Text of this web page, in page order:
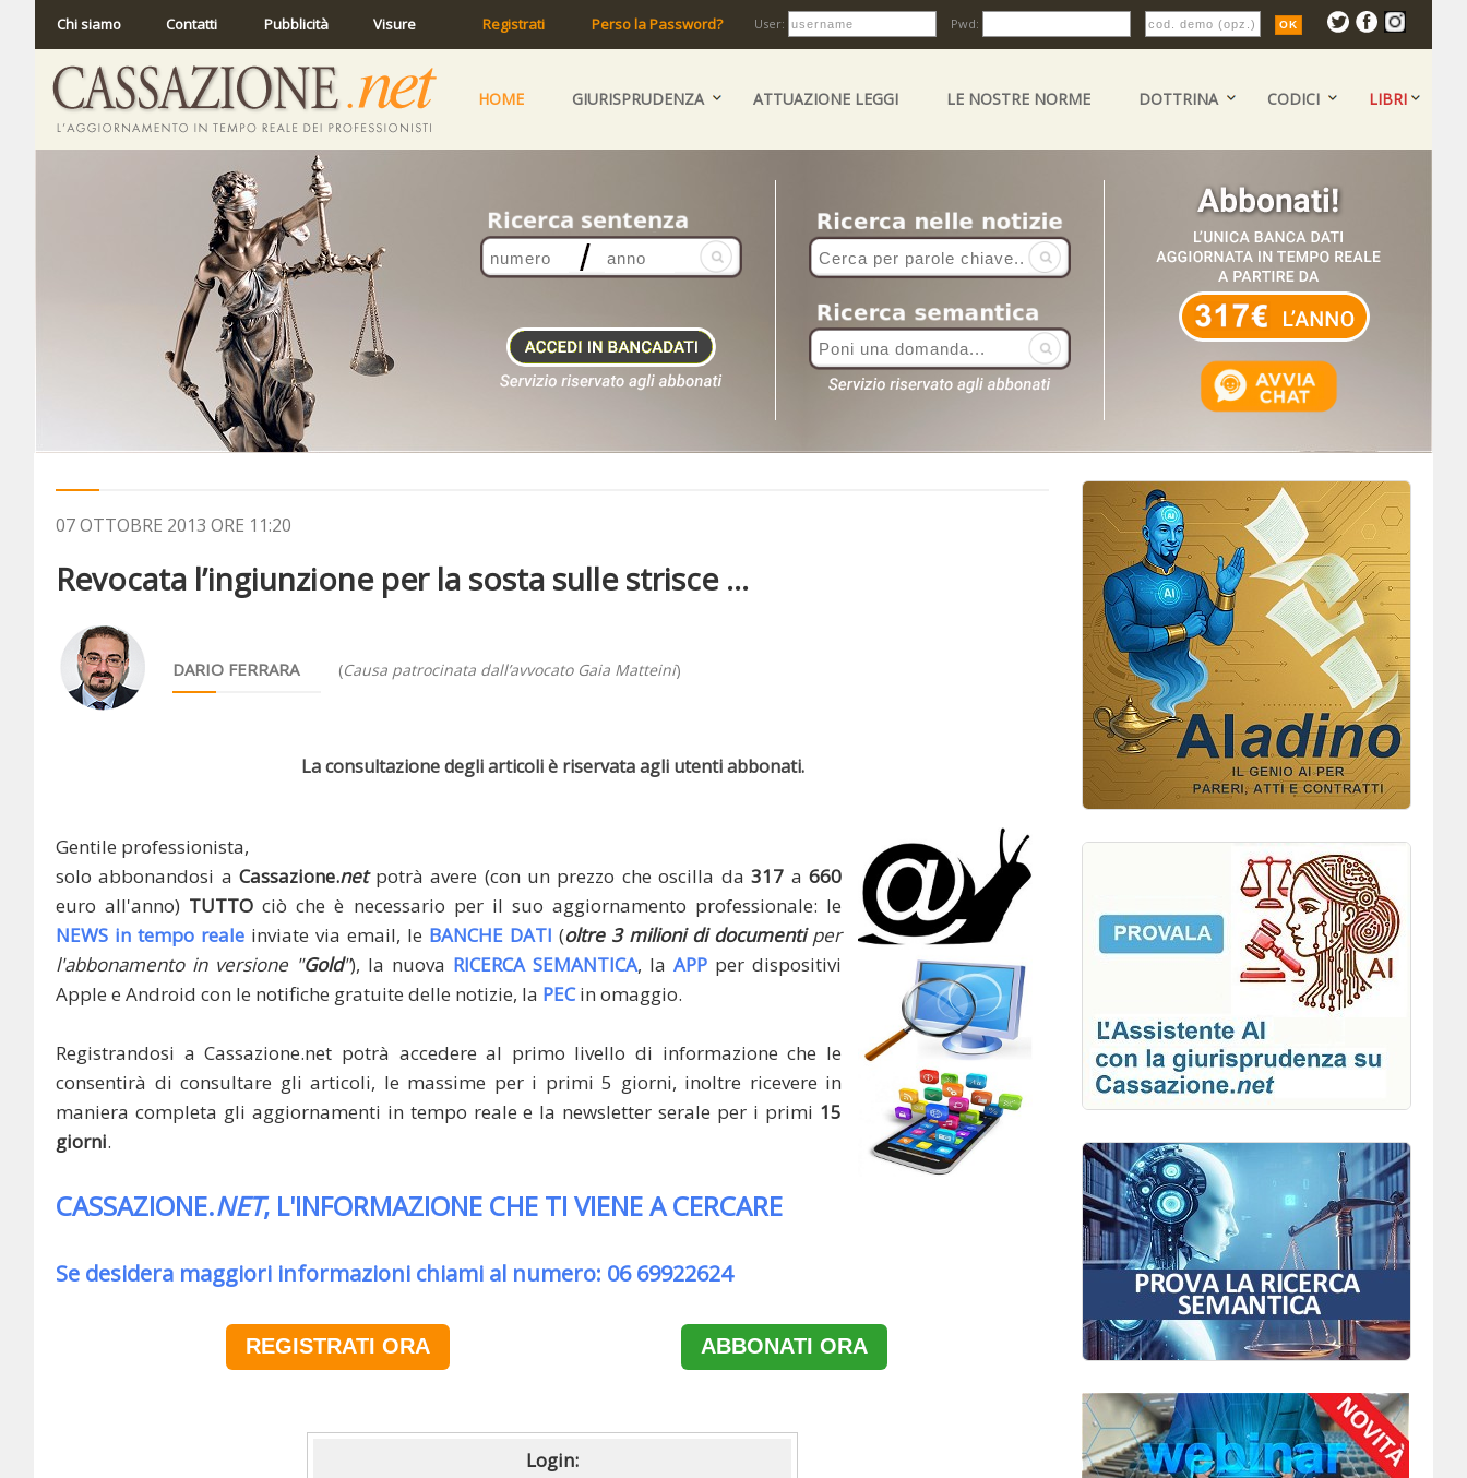
Chi siamo Contatti Pubblicità Visure Registrati Perso la Password? User: Pwd:
HOME GIURISPRUDENZA ATTUAZIONE LEGGI LE NOSTRE NORME DOTTRINA CODICI LIBRI
07 OTTOBRE 2013 ORE 11:20
Revocata l’ingiunzione per la sosta sulle strisce ...
DARIO FERRARA (Causa patrocinata dall’avvocato Gaia Matteini)
La consultazione degli articoli è riservata agli utenti abbonati.
Gentile professionista,
solo abbonandosi aCassazione.netpotrà avere (con un prezzo che oscilla da317 a660
euro all'anno) TUTTO ciò che è necessario per il suo aggiornamento professionale: le
NEWS in tempo reale inviate via email, le BANCHE DATI (oltre 3 milioni di documentiper
l'abbonamento in versione "Gold"), la nuova RICERCA SEMANTICA, la APP per dispositivi
Apple e Android con le notifiche gratuite delle notizie, la PECin omaggio.
Registrandosi a Cassazione.net potrà accedere al primo livello di informazione che le
consentirà di consultare gli articoli, le massime per i primi 5 giorni, inoltre ricevere in
maniera completa gli aggiornamenti in tempo reale e la newsletter serale per i primi 15
giorni.
CASSAZIONE.NET, L'INFORMAZIONE CHE TI VIENE A CERCARE
Se desidera maggiori informazioni chiami al numero: 06 69922624
REGISTRATI ORA ABBONATI ORA
Login: